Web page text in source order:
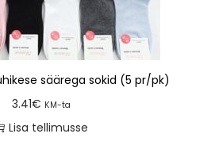
säärega sokid (5 pr/pk)
3.41€ KM-ta
Lisa tellimusse